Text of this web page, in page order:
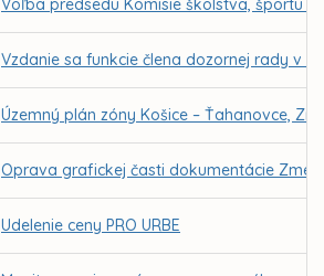
Voľba predsedu Komisie školstva, športu a
Vzdanie sa funkcie člena dozornej rady v
Územný plán zóny Košice – Ťahanovce,
Oprava grafickej časti dokumentácie
Udelenie ceny PRO URBE